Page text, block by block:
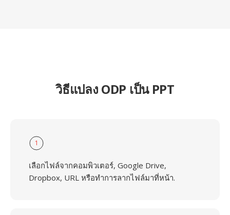
วิธีแปลง ODP เป็น PPT
1
เลือกไฟล์จากคอมพิวเตอร์, Google Drive,
Dropbox, URL หรือทำการลากไฟล์มาที่หน้า.